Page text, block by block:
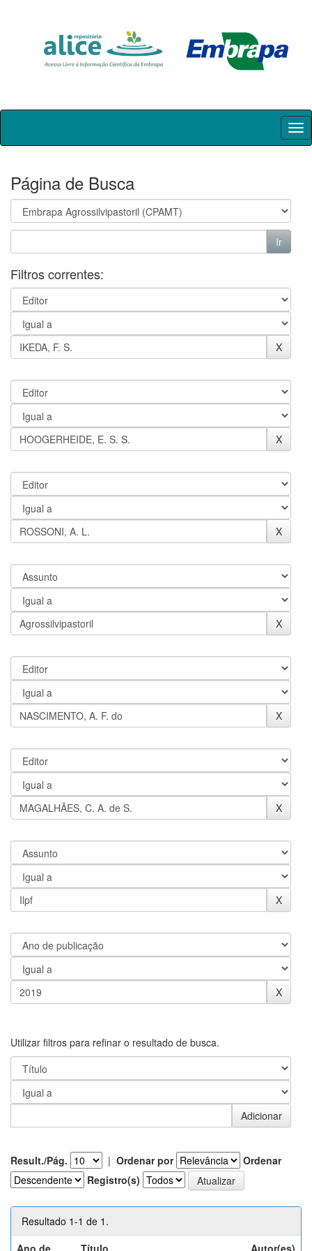
Skip
Página de Busca
Filtros correntes:
Utilizar filtros para refinar o resultado de busca.
Result./Pág. | Ordenar por
Ordenar
Registro(s)
Resultado 1-1 de 1.
Ano de
Título Autor(es)